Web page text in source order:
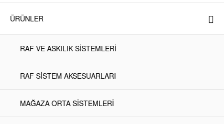
ÜRÜNLER
RAF VE ASKILIK SİSTEMLERİ
RAF SİSTEM AKSESUARLARI
MAĞAZA ORTA SİSTEMLERİ